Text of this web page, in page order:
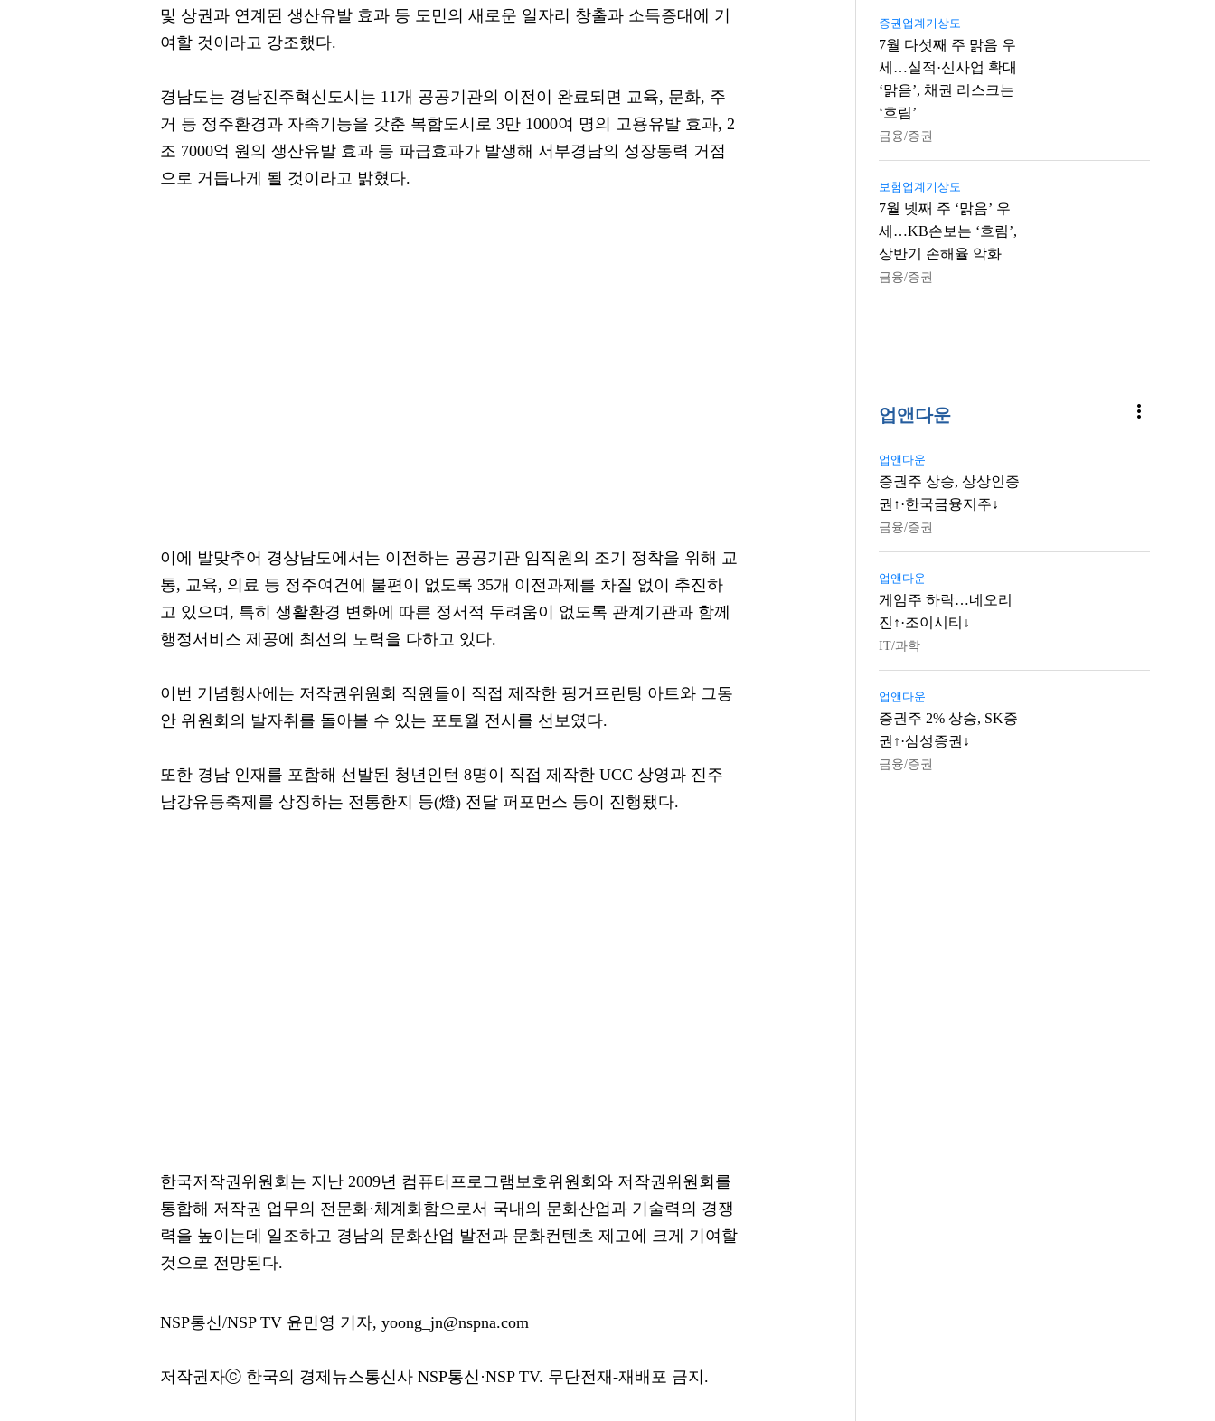
및 상권과 연계된 생산유발 효과 등 도민의 새로운 일자리 창출과 소득증대에 기
여할 것이라고 강조했다.
경남도는 경남진주혁신도시는 11개 공공기관의 이전이 완료되면 교육, 문화, 주
거 등 정주환경과 자족기능을 갖춘 복합도시로 3만 1000여 명의 고용유발 효과, 2
조 7000억 원의 생산유발 효과 등 파급효과가 발생해 서부경남의 성장동력 거점
으로 거듭나게 될 것이라고 밝혔다.
이에 발맞추어 경상남도에서는 이전하는 공공기관 임직원의 조기 정착을 위해 교
통, 교육, 의료 등 정주여건에 불편이 없도록 35개 이전과제를 차질 없이 추진하
고 있으며, 특히 생활환경 변화에 따른 정서적 두려움이 없도록 관계기관과 함께
행정서비스 제공에 최선의 노력을 다하고 있다.
이번 기념행사에는 저작권위원회 직원들이 직접 제작한 핑거프린팅 아트와 그동
안 위원회의 발자취를 돌아볼 수 있는 포토월 전시를 선보였다.
또한 경남 인재를 포함해 선발된 청년인턴 8명이 직접 제작한 UCC 상영과 진주
남강유등축제를 상징하는 전통한지 등(燈) 전달 퍼포먼스 등이 진행됐다.
한국저작권위원회는 지난 2009년 컴퓨터프로그램보호위원회와 저작권위원회를
통합해 저작권 업무의 전문화·체계화함으로서 국내의 문화산업과 기술력의 경쟁
력을 높이는데 일조하고 경남의 문화산업 발전과 문화컨텐츠 제고에 크게 기여할
것으로 전망된다.
NSP통신/NSP TV 윤민영 기자, yoong_jn@nspna.com
저작권자ⓒ 한국의 경제뉴스통신사 NSP통신·NSP TV. 무단전재-재배포 금지.
증권업계기상도
7월 다섯째 주 맑음 우
세…실적·신사업 확대
‘맑음’, 채권 리스크는
‘흐림’
금융/증권
보험업계기상도
7월 넷째 주 ‘맑음’ 우
세…KB손보는 ‘흐림’,
상반기 손해율 악화
금융/증권
업앤다운 more_vert
업앤다운
증권주 상승, 상상인증
권↑·한국금융지주↓
금융/증권
업앤다운
게임주 하락…네오리
진↑·조이시티↓
IT/과학
업앤다운
증권주 2% 상승, SK증
권↑·삼성증권↓
금융/증권